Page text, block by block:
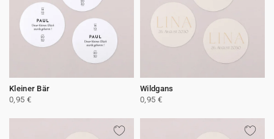
Kleiner Bär
0,95 €
Wildgans
0,95 €